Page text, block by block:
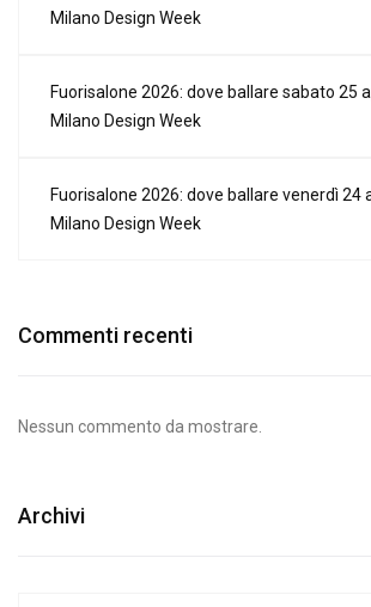
Milano Design Week
Fuorisalone 2026: dove ballare sabato 25
Milano Design Week
Fuorisalone 2026: dove ballare venerdì 24
Milano Design Week
Commenti recenti
Nessun commento da mostrare.
Archivi